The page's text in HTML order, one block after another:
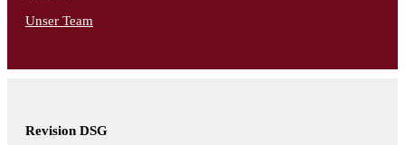
Unser Team
Revision DSG